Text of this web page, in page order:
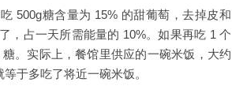
500g糖含量为 15% 的甜葡萄，去掉皮和
，占一天所需能量的 10%。如果再吃 1 个
。实际上，餐馆里供应的一碗米饭，大约
于多吃了将近一碗米饭。